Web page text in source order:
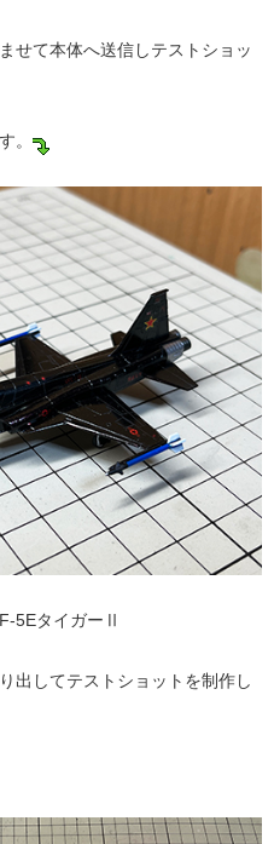
せて本体へ送信しテストショッ
。
5EタイガーⅡ
出してテストショットを制作し